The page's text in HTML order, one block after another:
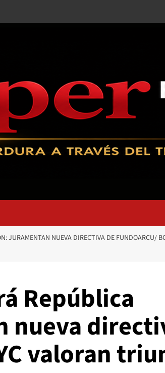
JURAMENTAN NUEVA DIRECTIVA DE FUNDOARCU/
República
nueva
valoran